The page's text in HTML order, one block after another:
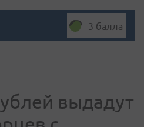
3 балла
выдадут